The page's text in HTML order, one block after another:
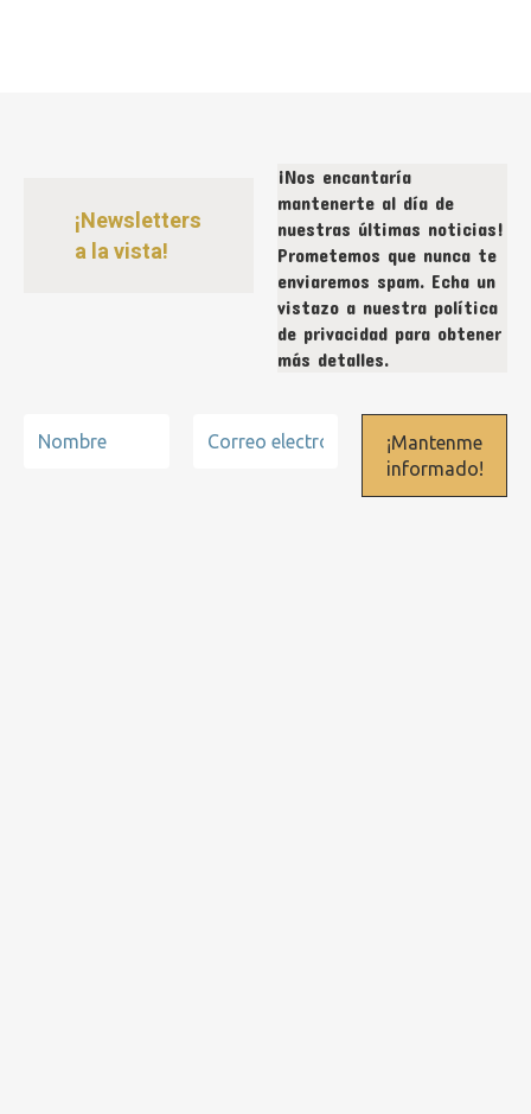
¡Newsletters
a la vista!
¡Nos encantaría
mantenerte al día de
nuestras últimas noticias!
Prometemos que nunca te
enviaremos spam. Echa un
vistazo a nuestra política
de privacidad para obtener
más detalles.